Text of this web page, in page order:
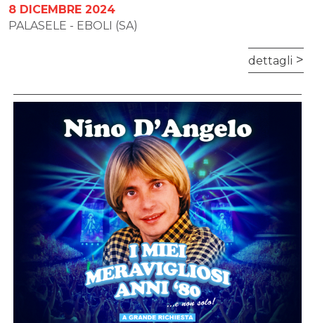
8 DICEMBRE 2024
PALASELE - EBOLI (SA)
dettagli